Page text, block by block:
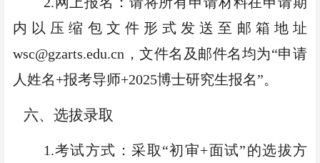
内 以压缩包文件形式发送至邮箱地址
wsc@gzarts.edu.cn ，文件名及邮件名均为“申请
人姓名+报考导师+2025博士研究生报名”。
六、选拔录取
1.考试方式：采取 “初审+面试”的选拔方